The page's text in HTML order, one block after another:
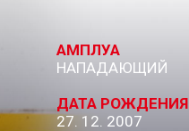
АМПЛУА
НАПАДАЮЩИЙ
ДАТА РОЖДЕНИЯ
27. 12. 2007